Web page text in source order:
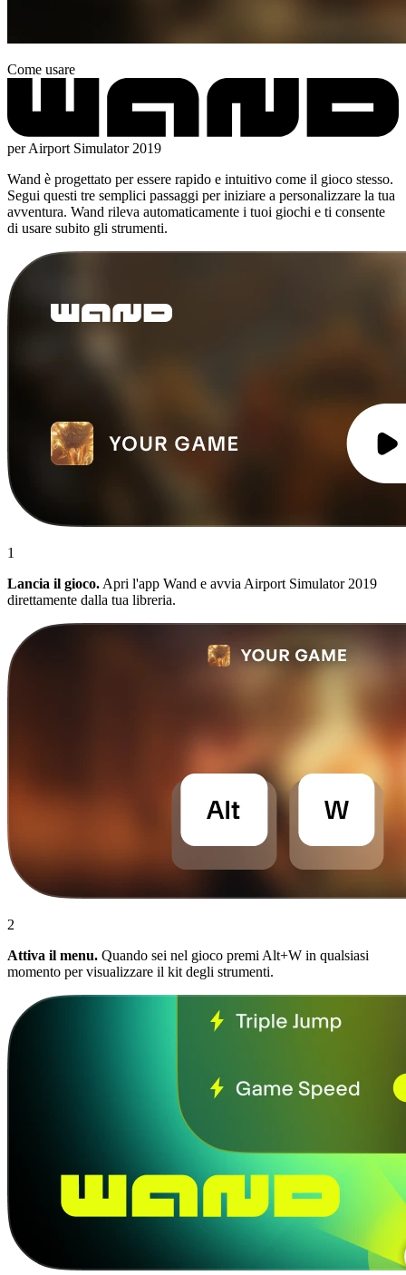
Come usare
per Airport Simulator 2019
Wand è progettato per essere rapido e intuitivo come il gioco stesso.
Segui questi tre semplici passaggi per iniziare a personalizzare la tua
avventura. Wand rileva automaticamente i tuoi giochi e ti consente
di usare subito gli strumenti.
1
Lancia il gioco. Apri l'app Wand e avvia Airport Simulator 2019
direttamente dalla tua libreria.
2
Attiva il menu. Quando sei nel gioco premi Alt+W in qualsiasi
momento per visualizzare il kit degli strumenti.